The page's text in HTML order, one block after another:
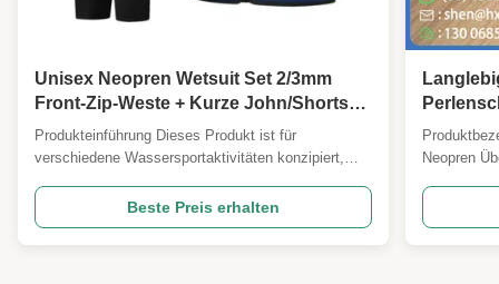
Unisex Neopren Wetsuit Set 2/3mm
Front-Zip-Weste + Kurze John/Shorts
Optionen Surfen Schnorcheln SUP
Kajak
Produkteinführung Dieses Produkt ist für
verschiedene Wassersportaktivitäten konzipiert,
Schwimmen im Innen- und Außenbereich sowie
Wasserparks. Es bietet Komfort und Flexibilität für
ein verbessertes Erlebnis im Wasser.
Beste Preis erhalten
Neopren